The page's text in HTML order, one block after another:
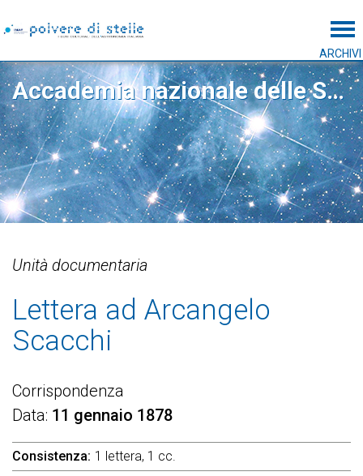
ARCHIVI
Accademia nazionale delle Scienze detta dei XL
Unità documentaria
Lettera ad Arcangelo
Scacchi
Corrispondenza
Data 11 gennaio 1878
Consistenza 1 lettera, 1 cc.